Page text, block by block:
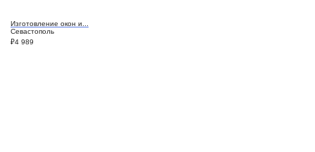
Изготовление окон и...
Севастополь
₽4 989